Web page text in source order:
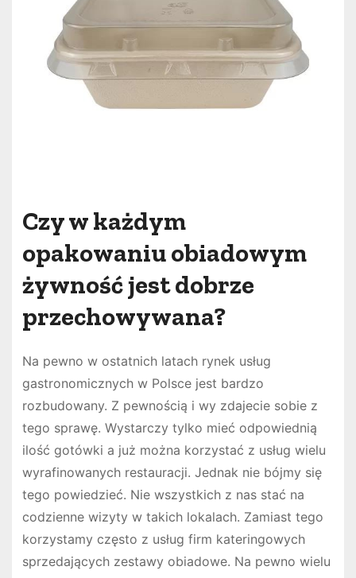
Czy w każdym
opakowaniu obiadowym
żywność jest dobrze
przechowywana?
Na pewno w ostatnich latach rynek usług
gastronomicznych w Polsce jest bardzo
rozbudowany. Z pewnością i wy zdajecie sobie z
tego sprawę. Wystarczy tylko mieć odpowiednią
ilość gotówki a już można korzystać z usług wielu
wyrafinowanych restauracji. Jednak nie bójmy się
tego powiedzieć. Nie wszystkich z nas stać na
codzienne wizyty w takich lokalach. Zamiast tego
korzystamy często z usług firm kateringowych
sprzedających zestawy obiadowe. Na pewno wielu